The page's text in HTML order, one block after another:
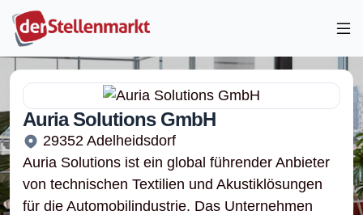
Auria Solutions GmbH
29352 Adelheidsdorf
Auria Solutions ist ein global führender Anbieter
von technischen Textilien und Akustiklösungen
für die Automobilindustrie. Das Unternehmen